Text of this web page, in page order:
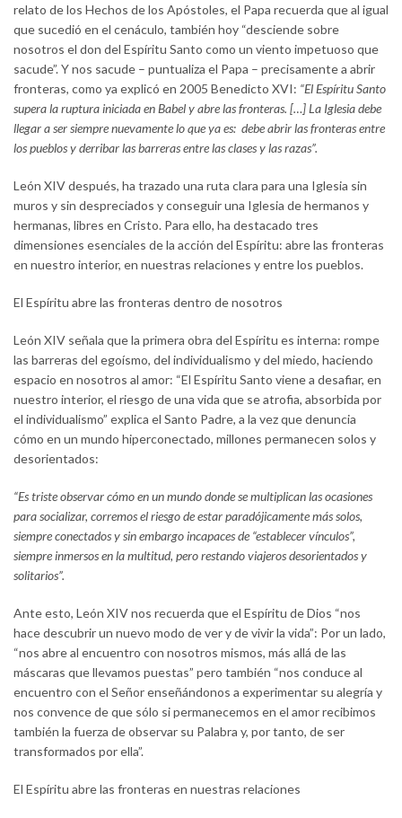
relato de los Hechos de los Apóstoles, el Papa recuerda que al igual
que sucedió en el cenáculo, también hoy “desciende sobre
nosotros el don del Espíritu Santo como un viento impetuoso que
sacude”. Y nos sacude – puntualiza el Papa – precisamente a abrir
fronteras, como ya explicó en 2005 Benedicto XVI: “El Espíritu Santo
supera la ruptura iniciada en Babel y abre las fronteras. […] La Iglesia debe
llegar a ser siempre nuevamente lo que ya es: debe abrir las fronteras entre
los pueblos y derribar las barreras entre las clases y las razas”.
León XIV después, ha trazado una ruta clara para una Iglesia sin
muros y sin despreciados y conseguir una Iglesia de hermanos y
hermanas, libres en Cristo. Para ello, ha destacado tres
dimensiones esenciales de la acción del Espíritu: abre las fronteras
en nuestro interior, en nuestras relaciones y entre los pueblos.
El Espíritu abre las fronteras dentro de nosotros
León XIV señala que la primera obra del Espíritu es interna: rompe
las barreras del egoísmo, del individualismo y del miedo, haciendo
espacio en nosotros al amor: “El Espíritu Santo viene a desafiar, en
nuestro interior, el riesgo de una vida que se atrofia, absorbida por
el individualismo” explica el Santo Padre, a la vez que denuncia
cómo en un mundo hiperconectado, millones permanecen solos y
desorientados:
“Es triste observar cómo en un mundo donde se multiplican las ocasiones
para socializar, corremos el riesgo de estar paradójicamente más solos,
siempre conectados y sin embargo incapaces de “establecer vínculos”,
siempre inmersos en la multitud, pero restando viajeros desorientados y
solitarios”.
Ante esto, León XIV nos recuerda que el Espíritu de Dios “nos
hace descubrir un nuevo modo de ver y de vivir la vida”: Por un lado,
“nos abre al encuentro con nosotros mismos, más allá de las
máscaras que llevamos puestas” pero también “nos conduce al
encuentro con el Señor enseñándonos a experimentar su alegría y
nos convence de que sólo si permanecemos en el amor recibimos
también la fuerza de observar su Palabra y, por tanto, de ser
transformados por ella”.
El Espíritu abre las fronteras en nuestras relaciones